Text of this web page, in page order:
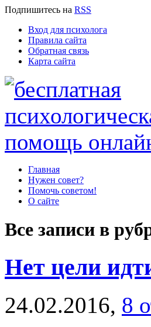
Подпишитесь на RSS
Вход для психолога
Правила сайта
Обратная связь
Карта сайта
Главная
Нужен совет?
Помочь советом!
О сайте
Все записи в
Нет цели
24.02.2016, 8